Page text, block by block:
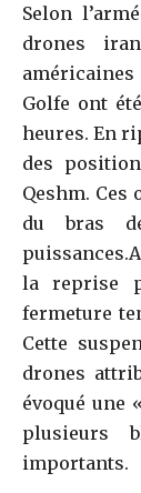
Selon
drones
Golfe ont
heures. En
des
Qeshm.
du bras
la reprise
fermeture
Cette
drones
évoqué une
plusieurs
importants.